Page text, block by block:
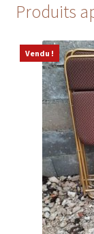
Produits
Vendu !